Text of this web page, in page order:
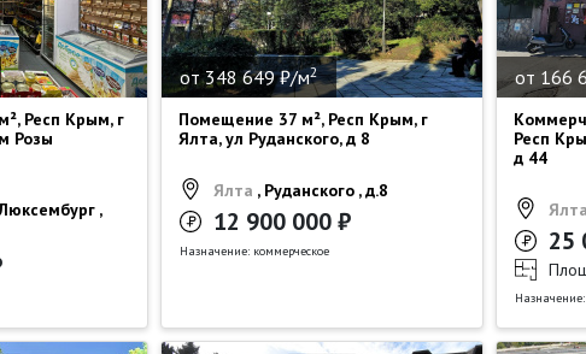
Респ Крым, г
Розы
,
от 348 649 ₽/м2
Помещение 37 м², Респ Крым, г
Ялта, ул Руданского, д 8
Ялта , Руданского , д.8
12 900 000 ₽
Назначение: коммерческое
от 166
Респ
д 44
Ялта
25